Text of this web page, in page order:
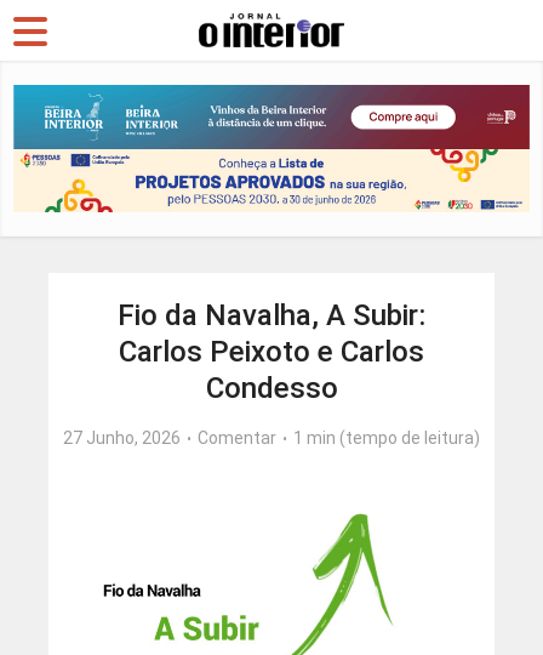
Fio da Navalha, A Subir:
Carlos Peixoto e Carlos
Condesso
27 Junho, 2026 Comentar 1 min (tempo de leitura)